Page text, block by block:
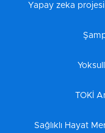
Yapay zeka
TOKİ
Sağlıklı Hayat